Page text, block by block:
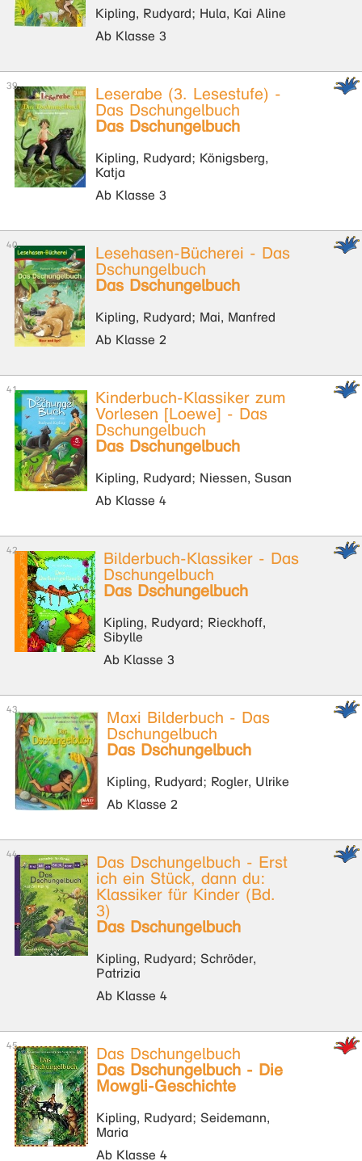
Kipling, Rudyard; Hula, Kai Aline
Ab Klasse 3
Leserabe (3. Lesestufe) -
Das Dschungelbuch
Das Dschungelbuch
Kipling, Rudyard; Königsberg,
Katja
Ab Klasse 3
Lesehasen-Bücherei - Das
Dschungelbuch
Das Dschungelbuch
Kipling, Rudyard; Mai, Manfred
Ab Klasse 2
Kinderbuch-Klassiker zum
Vorlesen [Loewe] - Das
Dschungelbuch
Das Dschungelbuch
Kipling, Rudyard; Niessen, Susan
Ab Klasse 4
Bilderbuch-Klassiker - Das
Dschungelbuch
Das Dschungelbuch
Kipling, Rudyard; Rieckhoff,
Sibylle
Ab Klasse 3
Maxi Bilderbuch - Das
Dschungelbuch
Das Dschungelbuch
Kipling, Rudyard; Rogler, Ulrike
Ab Klasse 2
Das Dschungelbuch - Erst
ich ein Stück, dann du:
Klassiker für Kinder (Bd.
3)
Das Dschungelbuch
Kipling, Rudyard; Schröder,
Patrizia
Ab Klasse 4
Das Dschungelbuch
Das Dschungelbuch - Die
Mowgli-Geschichte
Kipling, Rudyard; Seidemann,
Maria
Ab Klasse 4